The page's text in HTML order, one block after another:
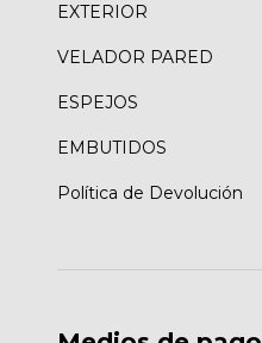
EXTERIOR
VELADOR PARED
ESPEJOS
EMBUTIDOS
Política de Devolución